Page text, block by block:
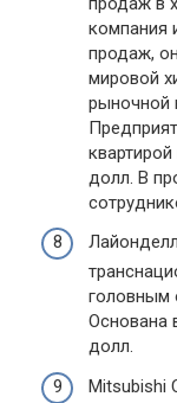
компания
продаж,
мировой
рыночной
долл. В
головным
Основана
долл.
Mitsubishi